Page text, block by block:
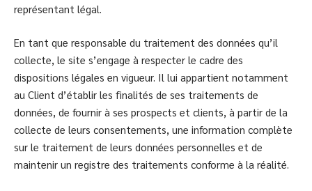
représentant légal.
En tant que responsable du traitement des données qu’il
collecte, le site s’engage à respecter le cadre des
dispositions légales en vigueur. Il lui appartient notamment
au Client d’établir les finalités de ses traitements de
données, de fournir à ses prospects et clients, à partir de la
collecte de leurs consentements, une information complète
sur le traitement de leurs données personnelles et de
maintenir un registre des traitements conforme à la réalité.